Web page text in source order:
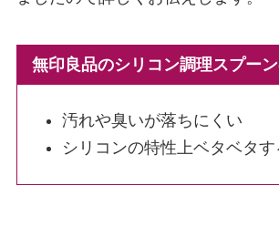
無印良品のシリコン調理スプー
汚れや臭いが落ちにくい
シリコンの特性上ベタベタす